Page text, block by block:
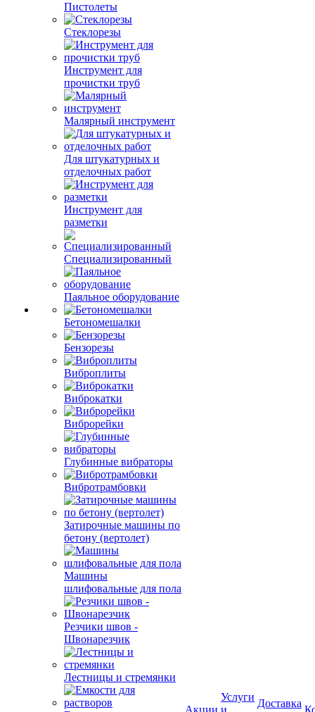
Пистолеты
Стеклорезы
Инструмент для
прочистки труб
Малярный инструмент
Для штукатурных и
отделочных работ
Инструмент для
разметки
Специализированный
Паяльное оборудование
Бетономешалки
Бензорезы
Виброплиты
Виброкатки
Виброрейки
Глубинные вибраторы
Вибротрамбовки
Затирочные машины по
бетону (вертолет)
Машины
шлифовальные для пола
Резчики швов -
Швонарезчик
Лестницы и стремянки
Акции
Услуги
и
Доставка